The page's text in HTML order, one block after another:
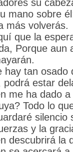
su
mano sobre
más volverás.
que la
Porque aun
hay tan osado
podrá estar
me ha dado
Todo lo
silencio
y la
descubrirá la